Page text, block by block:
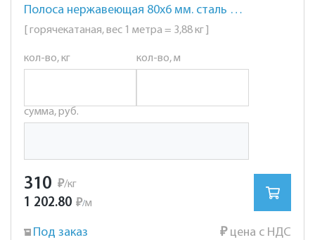
Полоса нержавеющая 80х6 мм. сталь AISI 304 (08Х18Н10)
[ горячекатаная, вес 1 метра = 3,88 кг ]
кол-во, кг кол-во, м
сумма, руб.
310 ₽/кг
1 202.80 ₽/м
Под заказ ₽цена с НДС